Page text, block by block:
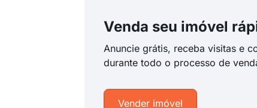
Venda seu imóvel
Anuncie grátis, receba visitas e
durante todo o processo de
Vender imóvel